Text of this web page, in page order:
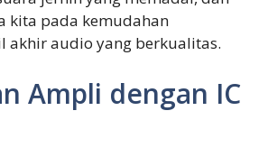
kita pada kemudahan
akhir audio yang berkualitas.
Ampli dengan IC